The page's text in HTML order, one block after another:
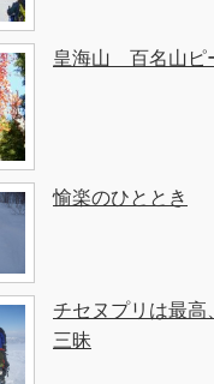
皇海山 百名山ピ
愉楽のひととき
チセヌプリは最高
三昧